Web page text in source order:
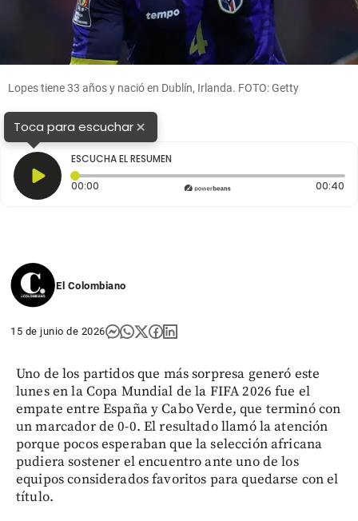
Lopes tiene 33 años y nació en Dublín, Irlanda. FOTO: Getty
Toca para escuchar×
ESCUCHA EL RESUMEN
00:00 Tiempo transcurrido: 0 segundos 00:40
El Colombiano
15 de junio de 2026
Uno de los partidos que más sorpresa generó este
lunes en la Copa Mundial de la FIFA 2026 fue el
empate entre España y Cabo Verde, que terminó con
un marcador de 0-0. El resultado llamó la atención
porque pocos esperaban que la selección africana
pudiera sostener el encuentro ante uno de los
equipos considerados favoritos para quedarse con el
título.